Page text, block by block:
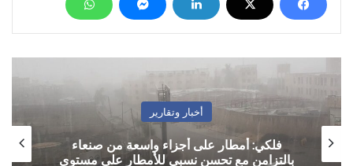
أخبار وتقارير
فلكي: أمطار على أجزاء واسعة من صنعاء
بالتزامن مع تحسن نسبي للأمطار على مستوى